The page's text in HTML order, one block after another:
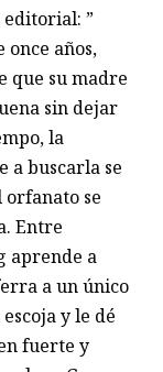
editorial: ”
once años,
que su madre
sin dejar
la
a buscarla se
orfanato se
Entre
aprende a
a un único
y le dé
fuerte y